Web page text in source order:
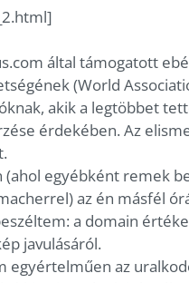
által támogatott
(World
akik a legtöbbet
érdekében. Az
(ahol egyébként remek
az én másfél
a domain
javulásáról.
egyértelműen az